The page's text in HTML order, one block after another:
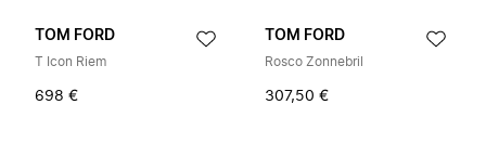
TOM FORD
T Icon Riem
698 €
TOM FORD
Rosco Zonnebril
307,50 €